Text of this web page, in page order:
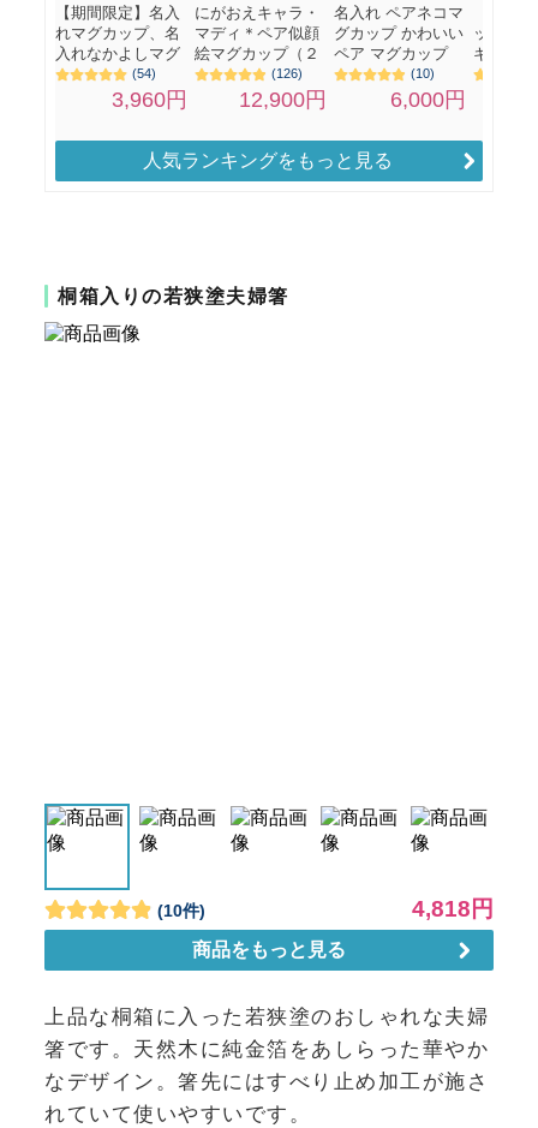
人気ランキングをもっと見る
桐箱入りの若狭塗夫婦箸
上品な桐箱に入った若狭塗のおしゃれな夫婦
箸です。天然木に純金箔をあしらった華やか
なデザイン。箸先にはすべり止め加工が施さ
れていて使いやすいです。